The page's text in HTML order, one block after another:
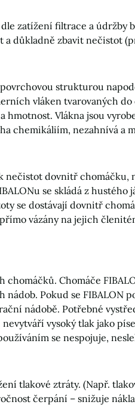
zatížení filtrace a údržby
důkladně zbavit nečistot
povrchovou strukturou
vláken tvarovaných
Vlákna jsou
chemikáliím, nezahnívá a
dovnitř chomáčku,
se skládá z hustého
se dostávají dovnitř
vázány na jejich
chomáčků. Chomáče
Pokud se FIBALON
nádobě. Potřebné
vysoký tlak jako
se nespojuje,
tlakové ztráty. (Např.
čerpání – snižuje